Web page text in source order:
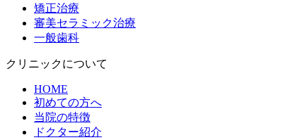
矯正治療
審美セラミック治療
一般歯科
クリニックについて
HOME
初めての方へ
当院の特徴
ドクター紹介